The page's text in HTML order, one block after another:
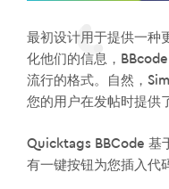
最初设计用于提供一种
化他们的信息，
流行的格式。自然，
您的用户在发帖时提供
Quicktags BBCode 基
有一键按钮为您插入代